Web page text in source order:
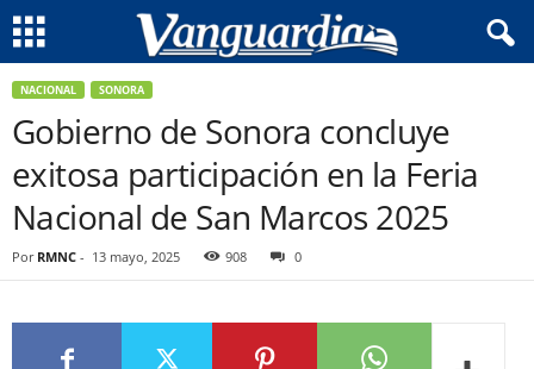
NACIONAL SONORA
Gobierno de Sonora concluye
exitosa participación en la Feria
Nacional de San Marcos 2025
Por RMNC - 13 mayo, 2025 908 0